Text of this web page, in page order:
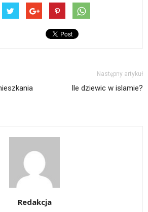
Następny artykuł
Ile dziewic w islamie?
Redakcja